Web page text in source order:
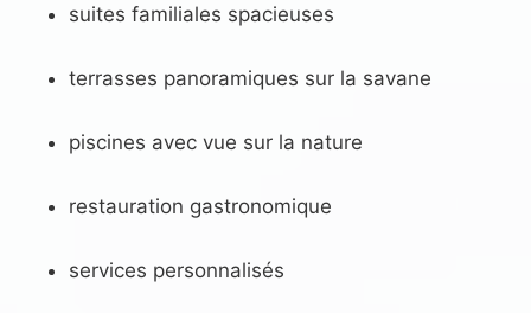
suites familiales spacieuses
terrasses panoramiques sur la savane
piscines avec vue sur la nature
restauration gastronomique
services personnalisés